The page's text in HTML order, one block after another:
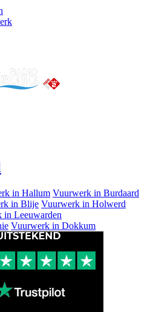
in Hallum Vuurwerk in Burdaard
in Blije Vuurwerk in Holwerd
in Leeuwarden
Vuurwerk in Dokkum